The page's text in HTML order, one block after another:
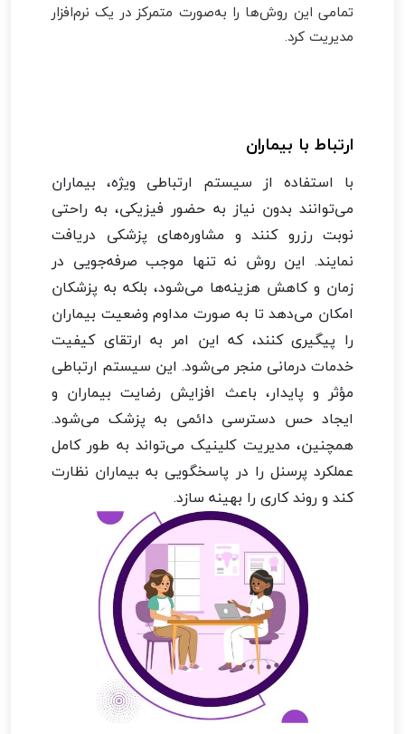
تمامی این روش‌ها را به‌صورت متمرکز در یک نرم‌افزار
مدیریت کرد.
ارتباط با بیماران
با استفاده از سیستم ارتباطی ویژه، بیماران
می‌توانند بدون نیاز به حضور فیزیکی، به راحتی
نوبت رزرو کنند و مشاوره‌های پزشکی دریافت
نمایند. این روش نه تنها موجب صرفه‌جویی در
زمان و کاهش هزینه‌ها می‌شود، بلکه به پزشکان
امکان می‌دهد تا به صورت مداوم وضعیت بیماران
را پیگیری کنند، که این امر به ارتقای کیفیت
خدمات درمانی منجر می‌شود. این سیستم ارتباطی
مؤثر و پایدار، باعث افزایش رضایت بیماران و
ایجاد حس دسترسی دائمی به پزشک می‌شود.
همچنین، مدیریت کلینیک می‌تواند به طور کامل
عملکرد پرسنل را در پاسخگویی به بیماران نظارت
کند و روند کاری را بهینه سازد.